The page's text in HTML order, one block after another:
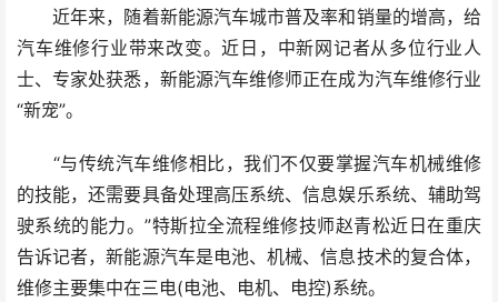
近年来，随着新能源汽车城市普及率和销量的增高，给
汽车维修行业带来改变。近日，中新网记者从多位行业人
士、专家处获悉，新能源汽车维修师正在成为汽车维修行业
“新宠”。
“与传统汽车维修相比，我们不仅要掌握汽车机械维修
的技能，还需要具备处理高压系统、信息娱乐系统、辅助驾
驶系统的能力。”特斯拉全流程维修技师赵青松近日在重庆
告诉记者，新能源汽车是电池、机械、信息技术的复合体，
维修主要集中在三电(电池、电机、电控)系统。